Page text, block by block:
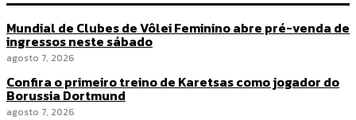
Mundial de Clubes de Vôlei Feminino abre pré-venda de
ingressos neste sábado
agosto 7, 2026
Confira o primeiro treino de Karetsas como jogador do
Borussia Dortmund
agosto 7, 2026